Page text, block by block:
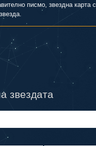
писмо, звездна карта с
звездата